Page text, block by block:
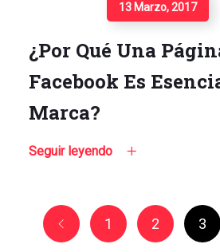
13 Marzo, 2017
¿Por Qué Una
Facebook Es
Marca?
Seguir leyendo
1 2 3